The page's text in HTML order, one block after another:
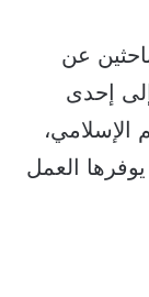
عن
إحدى
الإسلامي،
يوفرها العمل